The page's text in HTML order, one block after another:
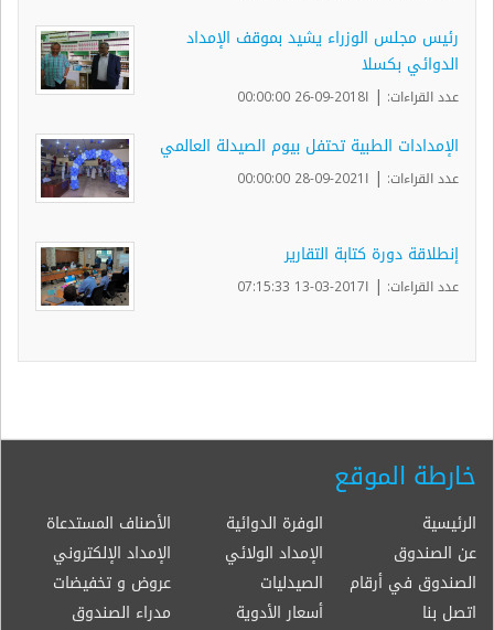
رئيس مجلس الوزراء يشيد بموقف الإمداد
الدوائي بكسلا
عدد القراءات: | ا2018-09-26 00:00:00
الإمدادات الطبية تحتفل بيوم الصيدلة العالمي
عدد القراءات: | ا2021-09-28 00:00:00
إنطلاقة دورة كتابة التقارير
عدد القراءات: | ا2017-03-13 07:15:33
خارطة الموقع
الرئيسية الوفرة الدوائية
الأصناف المستدعاة
عن الصندوق
الإمداد الولائي
الإمداد الإلكتروني
الصندوق في أرقام
الصيدليات
عروض و تخفيضات
اتصل بنا
أسعار الأدوية مدراء الصندوق